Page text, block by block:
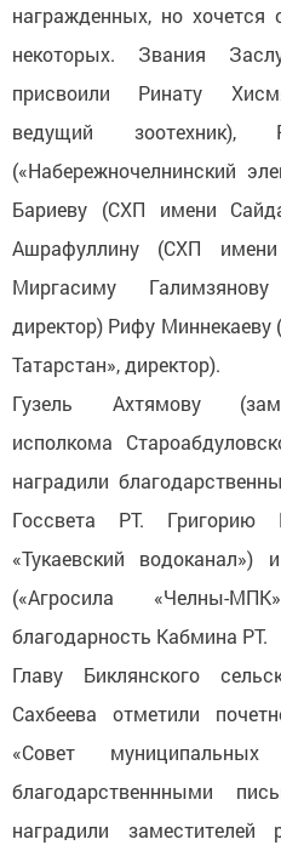
награжденных, но хочется
некоторых. Звания
присвоили Ринату
ведущий зоотехник),
(«Набережночелнинский
Бариеву (СХП имени
Ашрафуллину (СХП
Миргасиму
директор) Рифу
Татарстан», директор).
Гузель Ахтямову
исполкома
наградили
Госсвета РТ. Григорию
«Тукаевский водоканал»)
(«Агросила «Челны-
благодарность Кабмина РТ.
Главу Биклянского
Сахбеева отметили
«Совет
благодарственнными
наградили заместителей